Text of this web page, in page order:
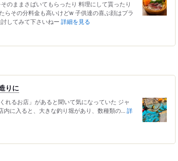
のままさばいてもらったり 料理にして貰ったり
らその分料金も高いけどw 子供達の喜ぶ顔はプラ
してみて下さいねー 詳細を見る
りに
れるお店」があると聞いて気になっていた ジャ
に入ると、大きな釣り堀があり、数種類の... 詳